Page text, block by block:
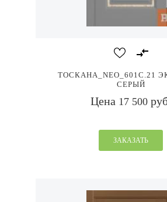
ТОСКАНА_NEO_601С.21
СЕРЫЙ
Цена 17 500
ЗАКАЗАТЬ